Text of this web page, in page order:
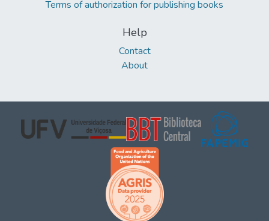
Terms of authorization for publishing books
Help
Contact
About